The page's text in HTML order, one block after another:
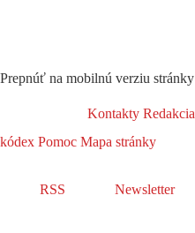
Prepnúť na mobilnú verziu stránky
Kontakty Redakcia
kódex Pomoc Mapa stránky
RSS Newsletter